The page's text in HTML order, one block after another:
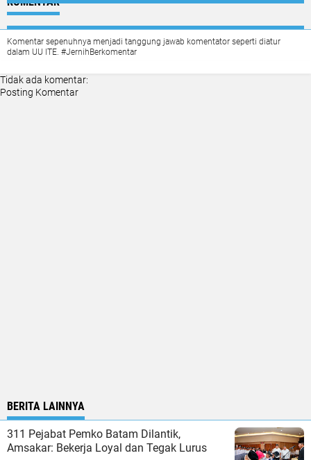
Komentar sepenuhnya menjadi tanggung jawab komentator seperti diatur
dalam UU ITE. #JernihBerkomentar
Tidak ada komentar:
Posting Komentar
BERITA LAINNYA
311 Pejabat Pemko Batam Dilantik,
Amsakar: Bekerja Loyal dan Tegak Lurus